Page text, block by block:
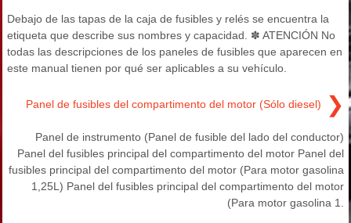
Debajo de las tapas de la caja de fusibles y relés se encuentra la
etiqueta que describe sus nombres y capacidad. ✽ ATENCIÓN No
todas las descripciones de los paneles de fusibles que aparecen en
este manual tienen por qué ser aplicables a su vehículo.
Panel de fusibles del compartimento del motor (Sólo diesel) ❯
Panel de instrumento (Panel de fusible del lado del conductor)
Panel del fusibles principal del compartimento del motor Panel del
fusibles principal del compartimento del motor (Para motor gasolina
1,25L) Panel del fusibles principal del compartimento del motor
(Para motor gasolina 1.